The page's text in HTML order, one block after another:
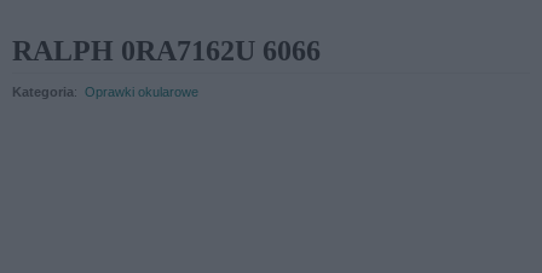
RALPH 0RA7162U 6066
Kategoria: Oprawki okularowe